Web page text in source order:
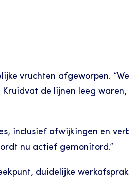
vruchten afgeworpen.
de lijnen leeg
inclusief afwijkingen en
nu actief gemonitord.”
duidelijke